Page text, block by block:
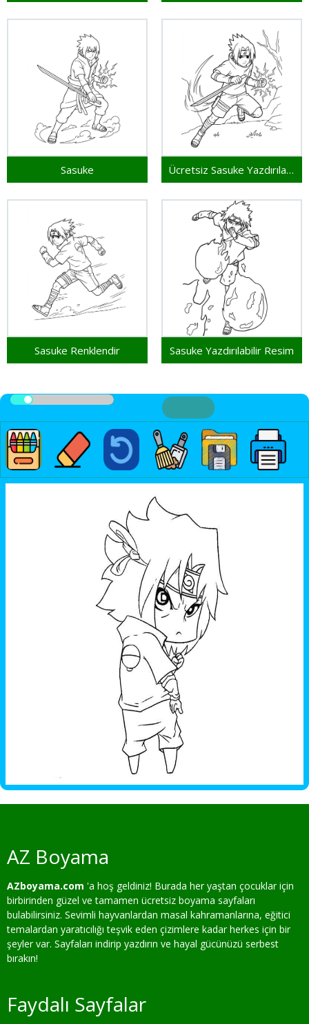
Sasuke Ücretsiz Sasuke Yazdırılabilir
Sasuke Renklendir Sasuke Yazdırılabilir Resim
AZ Boyama
AZboyama.com 'a hoş geldiniz! Burada her yaştan çocuklar için
birbirinden güzel ve tamamen ücretsiz boyama sayfaları
bulabilirsiniz. Sevimli hayvanlardan masal kahramanlarına, eğitici
temalardan yaratıcılığı teşvik eden çizimlere kadar herkes için bir
şeyler var. Sayfaları indirip yazdırın ve hayal gücünüzü serbest
bırakın!
Faydalı Sayfalar